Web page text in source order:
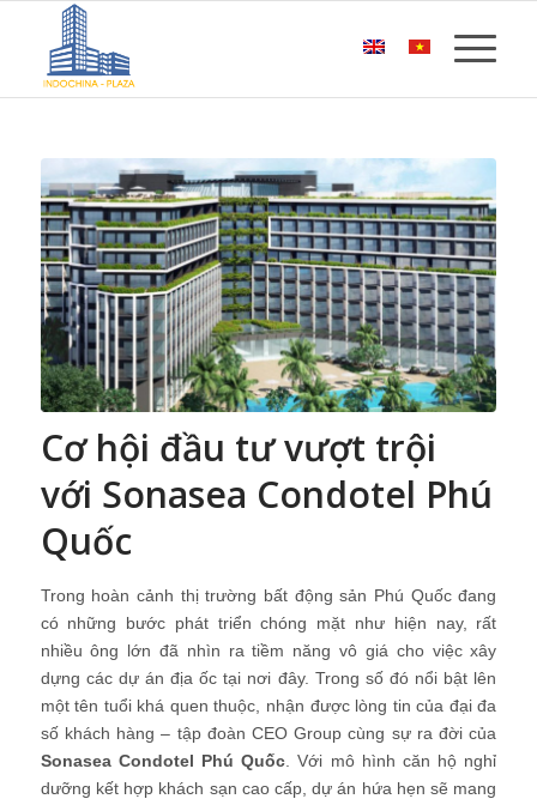
Cơ hội đầu tư vượt trội
với Sonasea Condotel Phú
Quốc
Trong hoàn cảnh thị trường bất động sản Phú Quốc đang
có những bước phát triển chóng mặt như hiện nay, rất
nhiều ông lớn đã nhìn ra tiềm năng vô giá cho việc xây
dựng các dự án địa ốc tại nơi đây. Trong số đó nổi bật lên
một tên tuổi khá quen thuộc, nhận được lòng tin của đại đa
số khách hàng – tập đoàn CEO Group cùng sự ra đời của
Sonasea Condotel Phú Quốc. Với mô hình căn hộ nghỉ
dưỡng kết hợp khách sạn cao cấp, dự án hứa hẹn sẽ mang